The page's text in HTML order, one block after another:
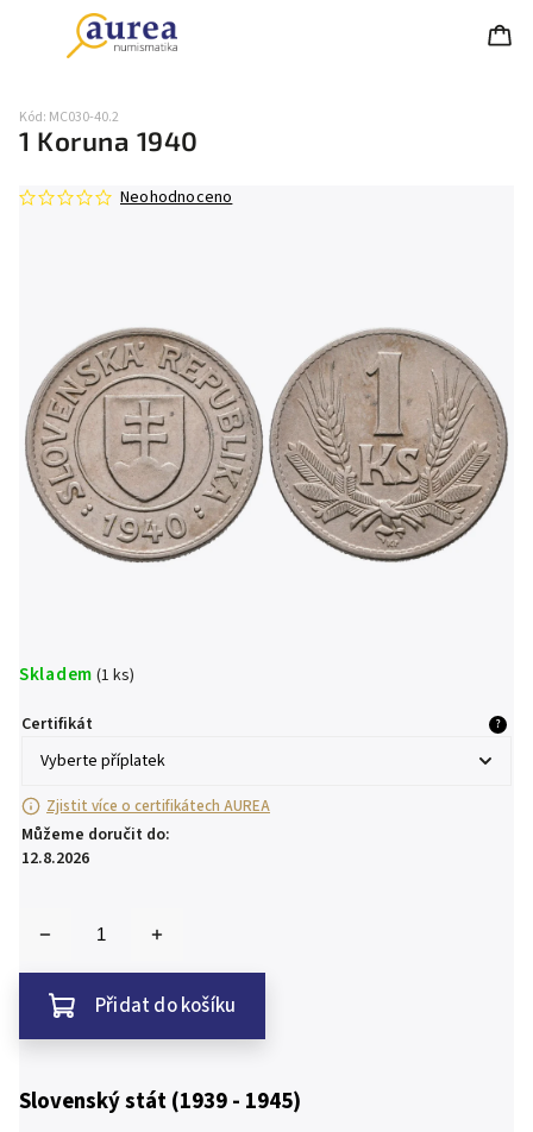
1 Koruna 1940
Kód: MC030-40.2
Neohodnoceno
Skladem (1 ks)
Certifikát ?
Zjistit více o certifikátech AUREA
Můžeme doručit do:
12.8.2026
Přidat do košíku
Slovenský stát (1939 - 1945)